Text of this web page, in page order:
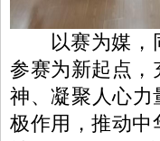
以赛为媒，
参赛为新起点，
神、凝聚人心力
极作用，推动中